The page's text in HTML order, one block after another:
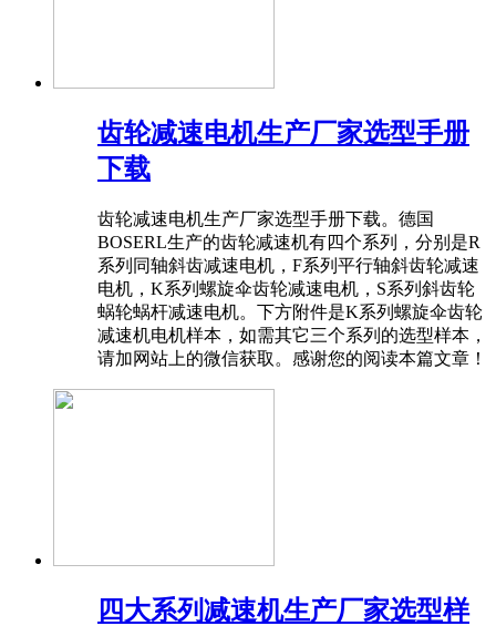
齿轮减速电机生产厂家选型手册
下载
齿轮减速电机生产厂家选型手册下载。德国
BOSERL生产的齿轮减速机有四个系列，分别是R
系列同轴斜齿减速电机，F系列平行轴斜齿轮减速
电机，K系列螺旋伞齿轮减速电机，S系列斜齿轮
蜗轮蜗杆减速电机。下方附件是K系列螺旋伞齿轮
减速机电机样本，如需其它三个系列的选型样本，
请加网站上的微信获取。感谢您的阅读本篇文章！
四大系列减速机生产厂家选型样